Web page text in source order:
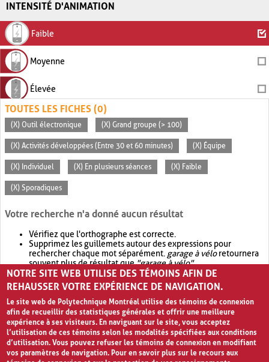
INTENSITÉ D'ANIMATION
Faible
Moyenne
Élevée
TOUTES LES FICHES (0)
(X) Outil électronique (X) Grand groupe (> 100)
(X) Activités développées (Entre 30 et 60 minutes) (X) Équipe
(X) Individuel (X) En plusieurs séances (X) Faible
(X) Sporadiques
Votre recherche n'a donné aucun résultat
Vérifiez que l'orthographe est correcte.
Supprimez les guillemets autour des expressions pour
rechercher chaque mot séparément. garage à véloretournera
souvent plus de résultat que"garage à vélo".
Envisagez d'élargir votre recherche avec OR.garage OR vélo
retournera souvent plus de résultat quegarage à vélo
NOTRE SITE WEB UTILISE DES TÉMOINS AFIN DE
REHAUSSER VOTRE EXPÉRIENCE DE NAVIGATION.
Le site web de Polytechnique Montréal utilise des témoins de connexion
afin de recueillir des statistiques générales et offrir une meilleure
expérience à ses visiteurs. En naviguant sur le site, vous acceptez
l’utilisation de ces témoins selon les modalités spécifiées aux conditions
d’utilisation. Vous pouvez refuser les témoins de connexion en modifiant
vos paramètres de navigation. Pour en savoir plus sur le recours aux